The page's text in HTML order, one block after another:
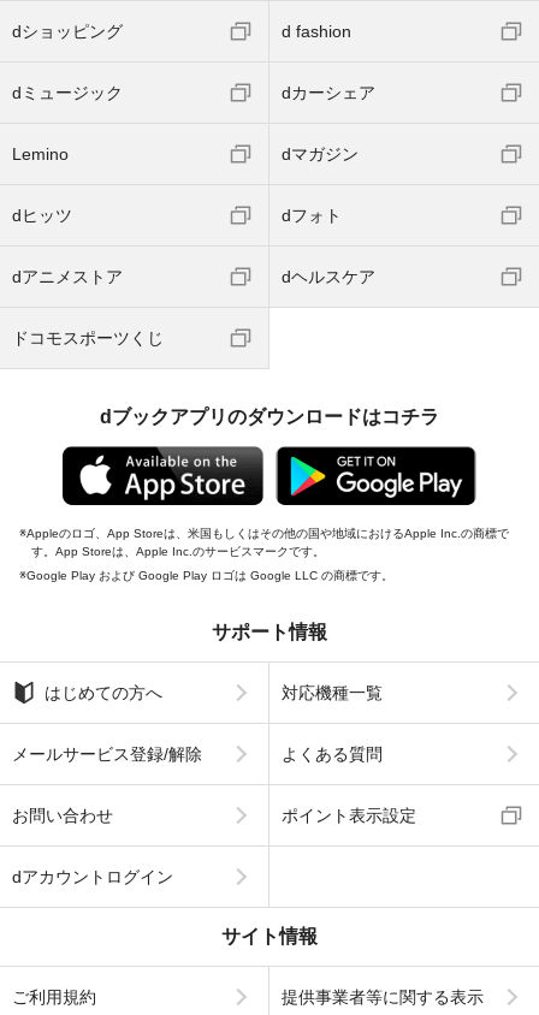
dショッピング d fashion
dミュージック dカーシェア
Lemino dマガジン
dヒッツ dフォト
dアニメストア dヘルスケア
ドコモスポーツくじ
dブックアプリのダウンロードはコチラ
Appleのロゴ、App Storeは、米国もしくはその他の国や地域におけるApple Inc.の商標で
す。App Storeは、Apple Inc.のサービスマークです。
Google Play および Google Play ロゴは Google LLC の商標です。
サポート情報
はじめての方へ 対応機種一覧
メールサービス登録/解除 よくある質問
お問い合わせ ポイント表示設定
dアカウントログイン
サイト情報
ご利用規約 提供事業者等に関する表示